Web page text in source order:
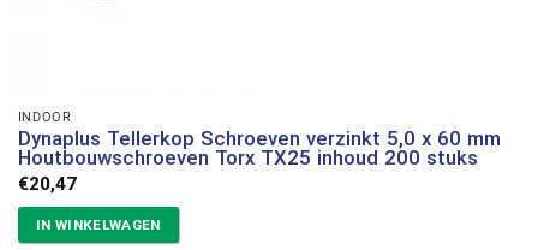
INDOOR
Dynaplus Tellerkop Schroeven verzinkt 5,0 x 60 mm
Houtbouwschroeven Torx TX25 inhoud 200 stuks
€20,47
IN WINKELWAGEN